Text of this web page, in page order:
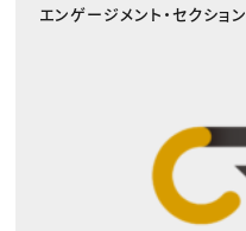
エンゲージメント・セクション